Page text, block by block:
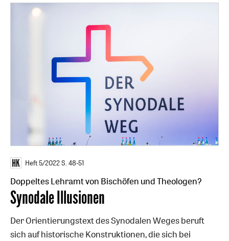
Heft 5/2022S. 48-51
Doppeltes Lehramt von Bischöfen und Theologen?
:
Synodale Illusionen
Der Orientierungstext des Synodalen Weges beruft
sich auf historische Konstruktionen, die sich bei